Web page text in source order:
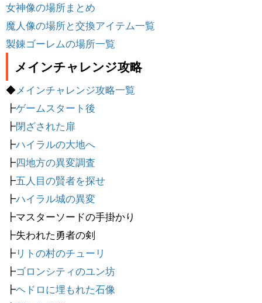
女神像の場所まとめ
魔人像の場所と交換アイテム一覧
製錬ゴーレムの場所一覧
メインチャレンジ攻略
◆メインチャレンジ攻略一覧
┣ゲームスタート後
┣閉ざされた扉
┣ハイラルの大地へ
┣四地方の異変調査
┣五人目の賢者を探せ
┣ハイラル城の異変
┣マスターソードの手掛かり
┣失われた勇者の剣
┣リトの村のチューリ
┣ゴロンシティのユン坊
┣ヘドロに埋もれた石像